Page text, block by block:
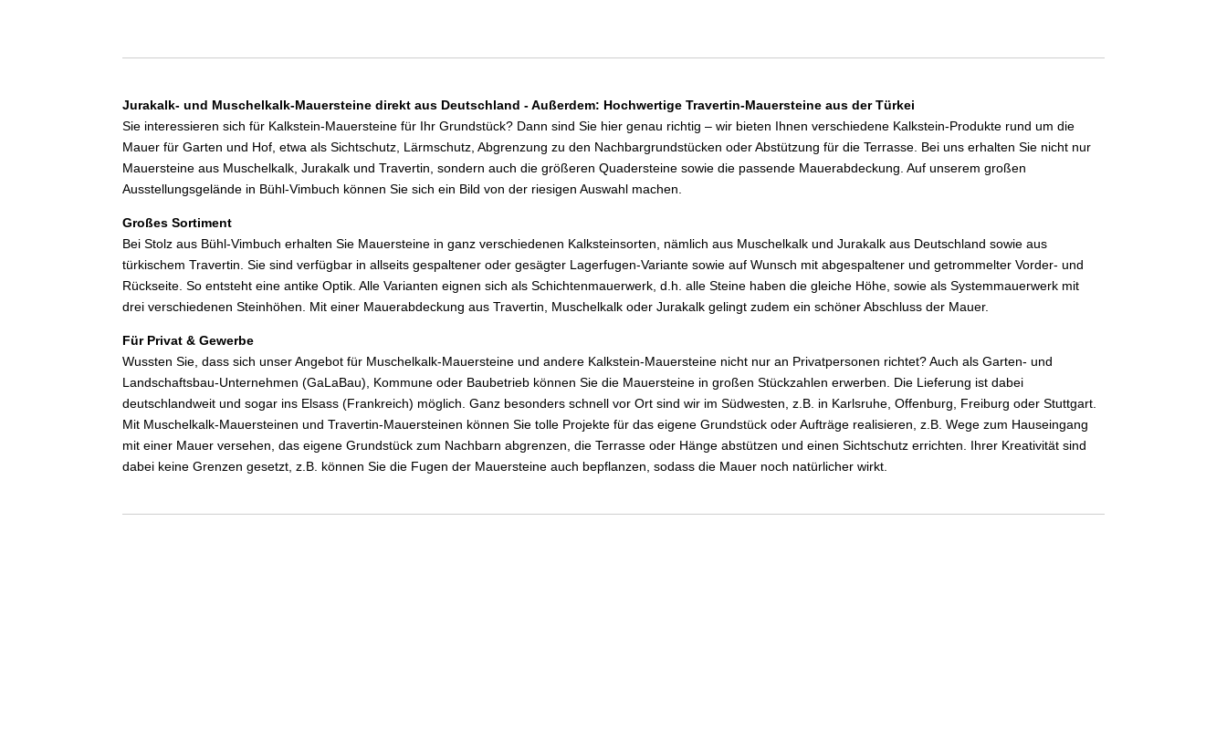
Jurakalk- und Muschelkalk-Mauersteine direkt aus Deutschland - Außerdem: Hochwertige Travertin-Mauersteine aus der Türkei
Sie interessieren sich für Kalkstein-Mauersteine für Ihr Grundstück? Dann sind Sie hier genau richtig – wir bieten Ihnen verschiedene Kalkstein-Produkte rund um die
Mauer für Garten und Hof, etwa als Sichtschutz, Lärmschutz, Abgrenzung zu den Nachbargrundstücken oder Abstützung für die Terrasse. Bei uns erhalten Sie nicht nur
Mauersteine aus Muschelkalk, Jurakalk und Travertin, sondern auch die größeren Quadersteine sowie die passende Mauerabdeckung. Auf unserem großen
Ausstellungsgelände in Bühl-Vimbuch können Sie sich ein Bild von der riesigen Auswahl machen.
Großes Sortiment
Bei Stolz aus Bühl-Vimbuch erhalten Sie Mauersteine in ganz verschiedenen Kalksteinsorten, nämlich aus Muschelkalk und Jurakalk aus Deutschland sowie aus
türkischem Travertin. Sie sind verfügbar in allseits gespaltener oder gesägter Lagerfugen-Variante sowie auf Wunsch mit abgespaltener und getrommelter Vorder- und
Rückseite. So entsteht eine antike Optik. Alle Varianten eignen sich als Schichtenmauerwerk, d.h. alle Steine haben die gleiche Höhe, sowie als Systemmauerwerk mit
drei verschiedenen Steinhöhen. Mit einer Mauerabdeckung aus Travertin, Muschelkalk oder Jurakalk gelingt zudem ein schöner Abschluss der Mauer.
Für Privat & Gewerbe
Wussten Sie, dass sich unser Angebot für Muschelkalk-Mauersteine und andere Kalkstein-Mauersteine nicht nur an Privatpersonen richtet? Auch als Garten- und
Landschaftsbau-Unternehmen (GaLaBau), Kommune oder Baubetrieb können Sie die Mauersteine in großen Stückzahlen erwerben. Die Lieferung ist dabei
deutschlandweit und sogar ins Elsass (Frankreich) möglich. Ganz besonders schnell vor Ort sind wir im Südwesten, z.B. in Karlsruhe, Offenburg, Freiburg oder Stuttgart.
Mit Muschelkalk-Mauersteinen und Travertin-Mauersteinen können Sie tolle Projekte für das eigene Grundstück oder Aufträge realisieren, z.B. Wege zum Hauseingang
mit einer Mauer versehen, das eigene Grundstück zum Nachbarn abgrenzen, die Terrasse oder Hänge abstützen und einen Sichtschutz errichten. Ihrer Kreativität sind
dabei keine Grenzen gesetzt, z.B. können Sie die Fugen der Mauersteine auch bepflanzen, sodass die Mauer noch natürlicher wirkt.